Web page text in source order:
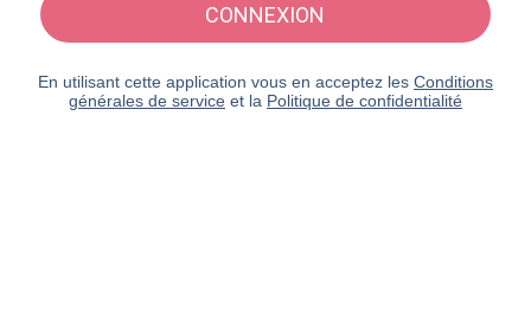
CONNEXION
En utilisant cette application vous en acceptez les Conditions
générales de service et la Politique de confidentialité